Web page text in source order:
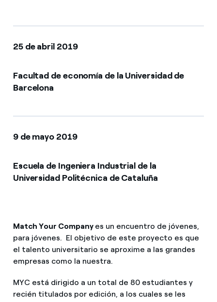
25 de abril 2019
Facultad de economía de la Universidad de
Barcelona
9 de mayo 2019
Escuela de Ingeniera Industrial de la
Universidad Politécnica de Cataluña
Match Your Company es un encuentro de jóvenes,
para jóvenes. El objetivo de este proyecto es que
el talento universitario se aproxime a las grandes
empresas como la nuestra.
MYC está dirigido a un total de 80 estudiantes y
recién titulados por edición, a los cuales se les